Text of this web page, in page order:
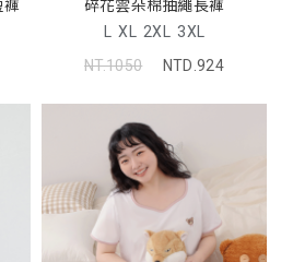
碎花雲朵棉抽繩長褲
L XL 2XL 3XL
NT.1050
NTD.924